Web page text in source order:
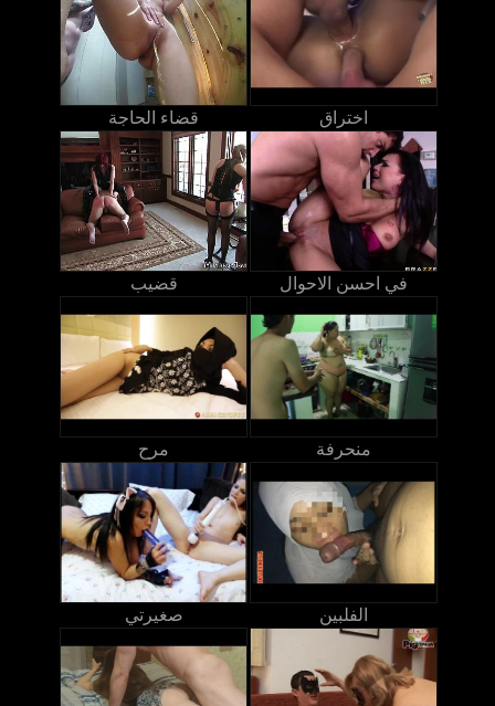
قضاء الحاجة اختراق
قضيب في احسن الاحوال
مرح منحرفة
صغيرتي الفلبين